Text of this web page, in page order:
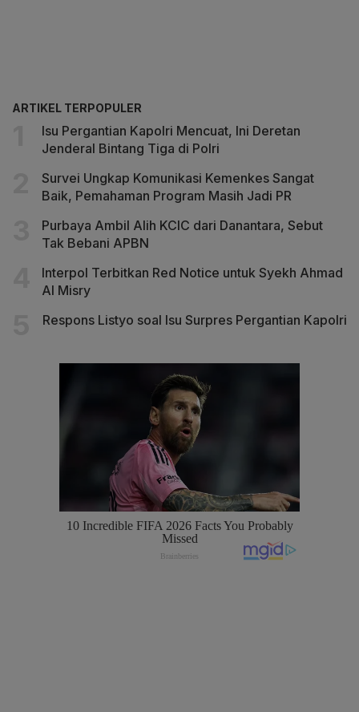
ARTIKEL TERPOPULER
Isu Pergantian Kapolri Mencuat, Ini Deretan
Jenderal Bintang Tiga di Polri
Survei Ungkap Komunikasi Kemenkes Sangat
Baik, Pemahaman Program Masih Jadi PR
Purbaya Ambil Alih KCIC dari Danantara, Sebut
Tak Bebani APBN
Interpol Terbitkan Red Notice untuk Syekh Ahmad
Al Misry
Respons Listyo soal Isu Surpres Pergantian Kapolri